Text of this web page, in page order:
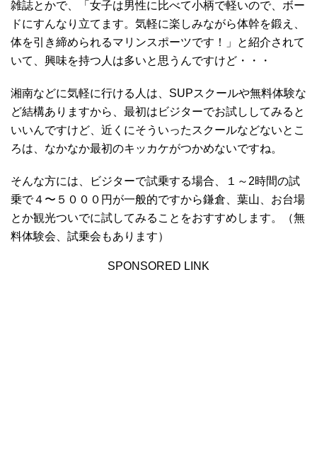
雑誌とかで、「女子は男性に比べて小柄で軽いので、ボー
ドにすんなり立てます。気軽に楽しみながら体幹を鍛え、
体を引き締められるマリンスポーツです！」と紹介されて
いて、興味を持つ人は多いと思うんですけど・・・
湘南などに気軽に行ける人は、SUPスクールや無料体験な
ど結構ありますから、最初はビジターでお試ししてみると
いいんですけど、近くにそういったスクールなどないとこ
ろは、なかなか最初のキッカケがつかめないですね。
そんな方には、ビジターで試乗する場合、１～2時間の試
乗で４〜５０００円が一般的ですから鎌倉、葉山、お台場
とか観光ついでに試してみることをおすすめします。（無
料体験会、試乗会もあります）
SPONSORED LINK